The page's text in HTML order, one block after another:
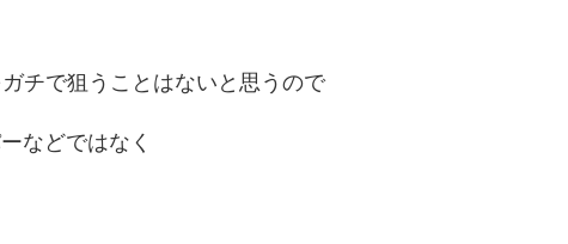
チで狙うことはないと思うので
などではなく